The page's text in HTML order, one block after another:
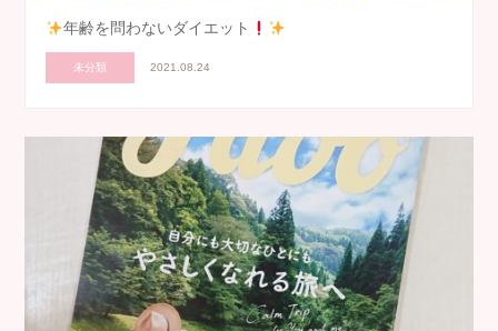
年齢を問わないダイエット
未分類 2021.08.24